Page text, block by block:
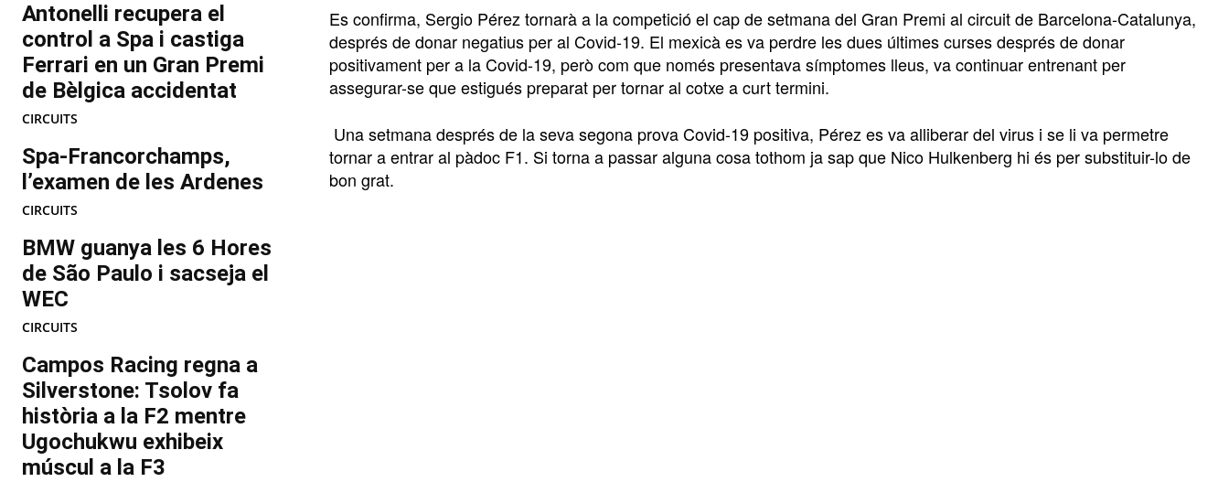
Antonelli recupera el
control a Spa i castiga
Ferrari en un Gran Premi
de Bèlgica accidentat
CIRCUITS
Spa-Francorchamps,
l’examen de les Ardenes
CIRCUITS
BMW guanya les 6 Hores
de São Paulo i sacseja el
WEC
CIRCUITS
Campos Racing regna a
Silverstone: Tsolov fa
història a la F2 mentre
Ugochukwu exhibeix
múscul a la F3
Es confirma, Sergio Pérez tornarà a la competició el cap de setmana del Gran Premi al circuit de Barcelona-Catalunya,
després de donar negatius per al Covid-19. El mexicà es va perdre les dues últimes curses després de donar
positivament per a la Covid-19, però com que només presentava símptomes lleus, va continuar entrenant per
assegurar-se que estigués preparat per tornar al cotxe a curt termini.
Una setmana després de la seva segona prova Covid-19 positiva, Pérez es va alliberar del virus i se li va permetre
tornar a entrar al pàdoc F1. Si torna a passar alguna cosa tothom ja sap que Nico Hulkenberg hi és per substituir-lo de
bon grat.